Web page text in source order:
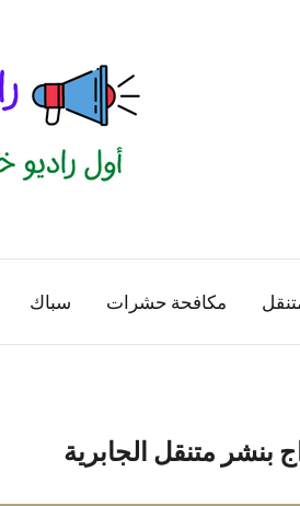
مكافحة حشرات سباك
بنشر متنقل الجابرية